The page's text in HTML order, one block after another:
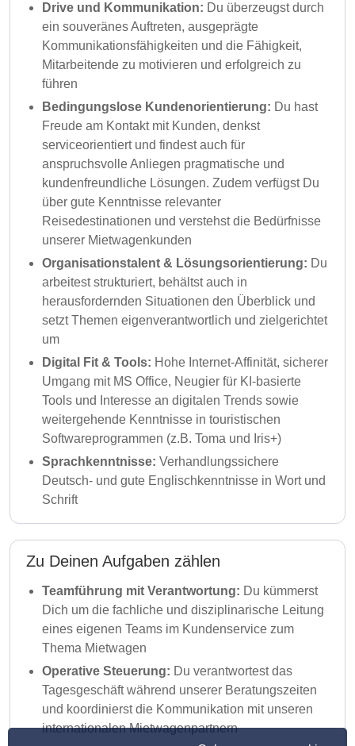
Drive und Kommunikation: Du überzeugst durch
ein souveränes Auftreten, ausgeprägte
Kommunikationsfähigkeiten und die Fähigkeit,
Mitarbeitende zu motivieren und erfolgreich zu
führen
Bedingungslose Kundenorientierung: Du hast
Freude am Kontakt mit Kunden, denkst
serviceorientiert und findest auch für
anspruchsvolle Anliegen pragmatische und
kundenfreundliche Lösungen. Zudem verfügst Du
über gute Kenntnisse relevanter
Reisedestinationen und verstehst die Bedürfnisse
unserer Mietwagenkunden
Organisationstalent & Lösungsorientierung: Du
arbeitest strukturiert, behältst auch in
herausfordernden Situationen den Überblick und
setzt Themen eigenverantwortlich und zielgerichtet
um
Digital Fit & Tools: Hohe Internet-Affinität, sicherer
Umgang mit MS Office, Neugier für KI-basierte
Tools und Interesse an digitalen Trends sowie
weitergehende Kenntnisse in touristischen
Softwareprogrammen (z.B. Toma und Iris+)
Sprachkenntnisse: Verhandlungssichere
Deutsch- und gute Englischkenntnisse in Wort und
Schrift
Zu Deinen Aufgaben zählen
Teamführung mit Verantwortung: Du kümmerst
Dich um die fachliche und disziplinarische Leitung
eines eigenen Teams im Kundenservice zum
Thema Mietwagen
Operative Steuerung: Du verantwortest das
Tagesgeschäft während unserer Beratungszeiten
und koordinierst die Kommunikation mit unseren
internationalen Mietwagenpartnern